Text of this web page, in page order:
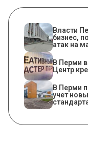
Власти
бизнес,
атак на
В Перми
Центр
В Перми
учет